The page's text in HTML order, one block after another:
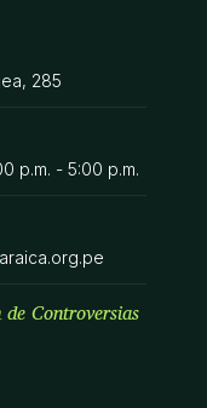
285
p.m. - 5:00 p.m.
Controversias